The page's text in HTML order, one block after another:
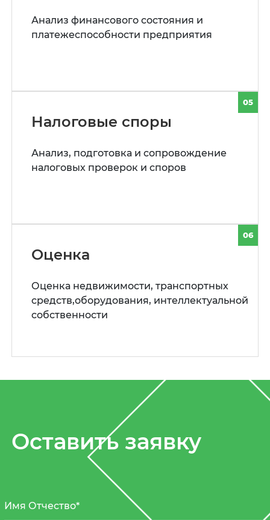
Анализ финансового состояния и
платежеспособности предприятия
05
Налоговые споры
Анализ, подготовка и сопровождение
налоговых проверок и споров
06
Оценка
Оценка недвижимости, транспортных
средств,оборудования, интеллектуальной
собственности
Оставить заявку